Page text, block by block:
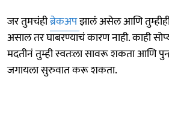
जर तुमचंहीब्रेकअपझालं असेल आणि
असाल तर घाबरण्याचं कारण नाही. काही
मदतीनं तुम्ही स्वतःला सावरू शकता आणि
जगायला सुरुवात करू शकता.